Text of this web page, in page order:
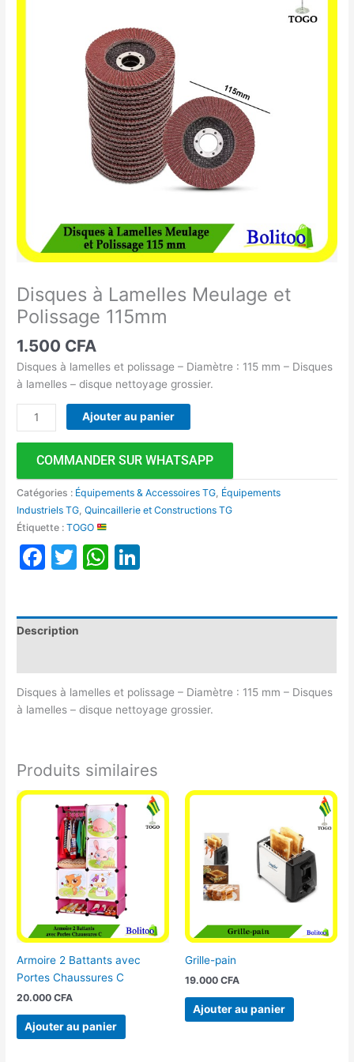
Disques à Lamelles Meulage et
Polissage 115mm
1.500 CFA
Disques à lamelles et polissage – Diamètre : 115 mm – Disques
à lamelles – disque nettoyage grossier.
Ajouter au panier
COMMANDER SUR WHATSAPP
Catégories : Équipements & Accessoires TG Équipements
Industriels TG ,Quincaillerie et Constructions TG
Étiquette :TOGO
Facebook
TwitterWhatsApp
Description
Disques à lamelles et polissage – Diamètre : 115 mm – Disques
à lamelles – disque nettoyage grossier.
Produits similaires
Armoire 2 Battants avec
Portes Chaussures C
20.000CFA
Ajouter au panier
Grille-pain
19.000 CFA
Ajouter au panier